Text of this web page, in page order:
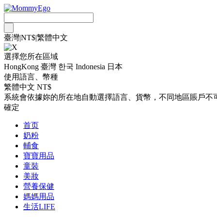
臺灣|NT$|繁體中文
選擇您所在區域
HongKong 臺灣 한국 Indonesia 日本
使用語言、幣種
繁體中文 NT$
系統會依據妳的所在地自動選擇語言、貨幣，不同地區賬戶
確定
首页
奶粉
輔食
寶寶用品
童裝
美妝
營養保健
媽媽用品
生活LIFE